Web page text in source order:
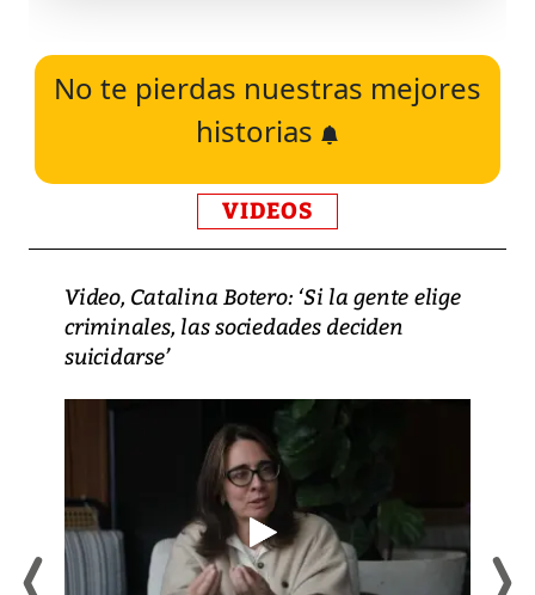
No te pierdas nuestras mejores
historias
VIDEOS
Video, Catalina Botero: ‘Si la gente elige
criminales, las sociedades deciden
suicidarse’